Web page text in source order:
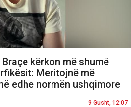
kërkon më shumë
Meritojnë më
edhe normën ushqimore
9 Gusht, 12:07